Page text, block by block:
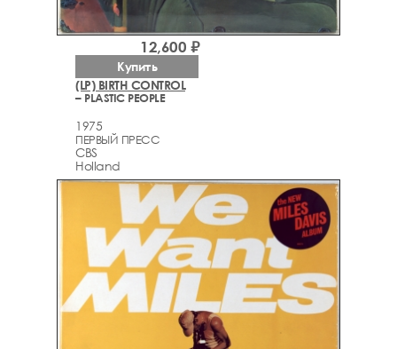
(LP) BIRTH CONTROL
– PLASTIC PEOPLE
1975
ПЕРВЫЙ ПРЕСС
CBS
Holland
12,600 ₽
Купить